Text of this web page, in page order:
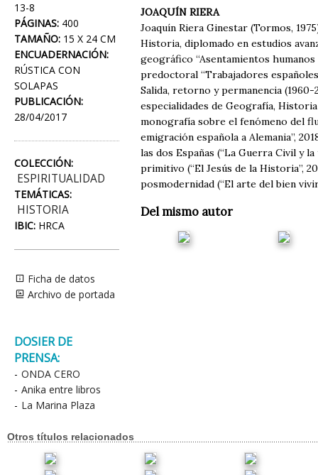
13-8
PÁGINAS: 400
TAMAÑO: 15 X 24 CM
ENCUADERNACIÓN:
RÚSTICA CON
SOLAPAS
PUBLICACIÓN:
28/04/2017
COLECCIÓN:
ESPIRITUALIDAD
TEMÁTICAS:
HISTORIA
IBIC: HRCA
Ficha de datos
Archivo de portada
DOSIER DE
PRENSA:
- ONDA CERO
- Anika entre libros
- La Marina Plaza
JOAQUÍN RIERA
Joaquín Riera Ginestar (Tormos,
Historia, diplomado en estudios
geográfico “Asentamientos
predoctoral “Trabajadores
Salida, retorno y permanencia
especialidades de Geografía,
monografía sobre el fenómeno del
emigración española a Alemania”,
las dos Españas (“La Guerra Civil y
primitivo (“El Jesús de la Historia”,
posmodernidad (“El arte del bien
Del mismo autor
Otros títulos relacionados